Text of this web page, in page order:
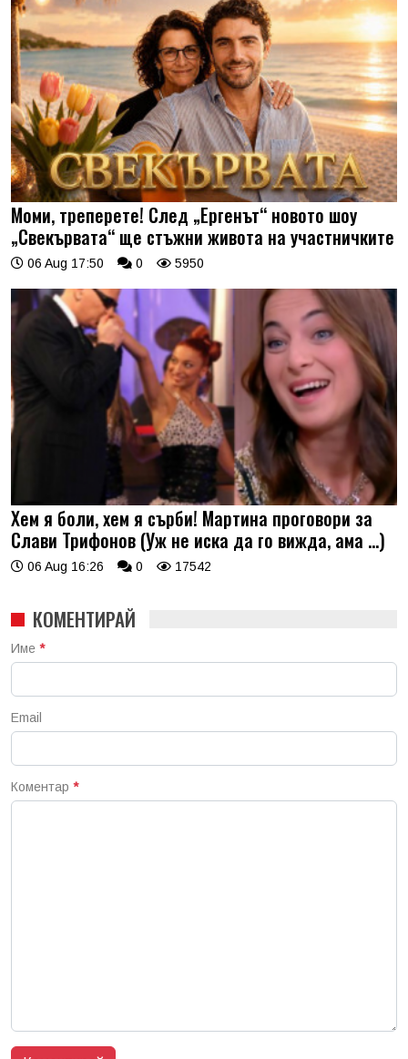
Моми, треперете! След „Ергенът“ новото шоу
„Свекървата“ ще стъжни живота на участничките
06 Aug 17:50 0 5950
Хем я боли, хем я сърби! Мартина проговори за
Слави Трифонов (Уж не иска да го вижда, ама …)
06 Aug 16:26 0 17542
КОМЕНТИРАЙ
Име *
Email
Коментар *